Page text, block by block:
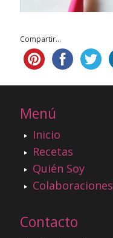
Compartir...
Menú
Inicio
Recetas
Quién Soy
Colaboraciones
Contacto